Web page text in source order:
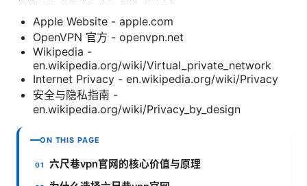
Apple Website - apple.com
OpenVPN 官方 - openvpn.net
Wikipedia -
en.wikipedia.org/wiki/Virtual_private_network
Internet Privacy - en.wikipedia.org/wiki/Privacy
安全与隐私指南 -
en.wikipedia.org/wiki/Privacy_by_design
ON THIS PAGE
六尺巷vpn官网的核心价值与原理